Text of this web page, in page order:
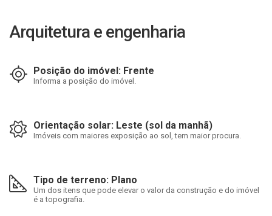
Arquitetura e engenharia
Posição do imóvel: Frente
Informa a posição do imóvel.
Orientação solar: Leste (sol da manhã)
Imóveis com maiores exposição ao sol, tem maior procura.
Tipo de terreno: Plano
Um dos itens que pode elevar o valor da construção e do imóvel
é a topografia.